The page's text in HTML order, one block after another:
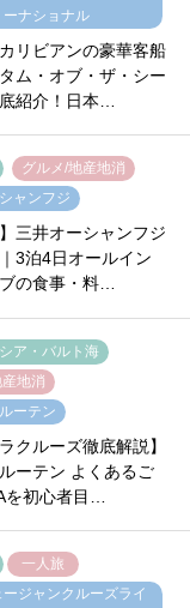
ーナショナル
リビアンの豪華客船
タム・オブ・ザ・シー
紹介！日本…
グルメ/地産地消
ャンフジ
】三井オーシャンフジ
3泊4日オールイン
の食事・料…
ア・バルト海
地消
ーテン
クルーズ徹底解説】
ーテン よくあるご
を初心者目…
一人旅
ージャンクルーズライ